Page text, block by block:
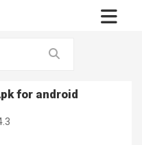
for android